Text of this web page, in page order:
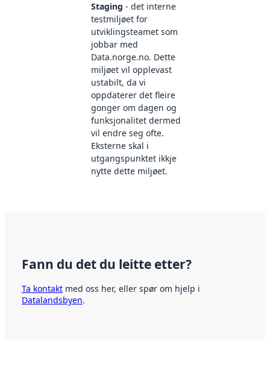
Staging - det interne
testmiljøet for
utviklingsteamet som
jobbar med
Data.norge.no. Dette
miljøet vil opplevast
ustabilt, da vi
oppdaterer det fleire
gonger om dagen og
funksjonalitet dermed
vil endre seg ofte.
Eksterne skal i
utgangspunktet ikkje
nytte dette miljøet.
Fann du det du leitte etter?
Ta kontakt med oss her, eller spør om hjelp i
Datalandsbyen.